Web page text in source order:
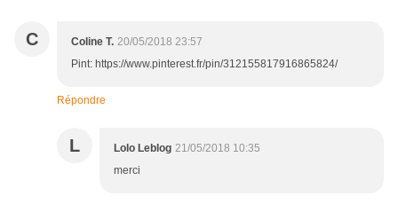
C Coline T. 20/05/2018 23:57
Pint: https://www.pinterest.fr/pin/312155817916865824/
Répondre
L Lolo Leblog 21/05/2018 10:35
merci